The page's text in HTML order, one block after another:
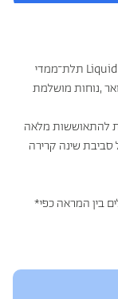
תלת־ממדי
,נוחות מושלמת
להתאוששות מלאה
סביבת שינה קרירה
*התמונה המוצגת הינה להמחשה בלבד וייתכנו הבדלים בין המראה כפי